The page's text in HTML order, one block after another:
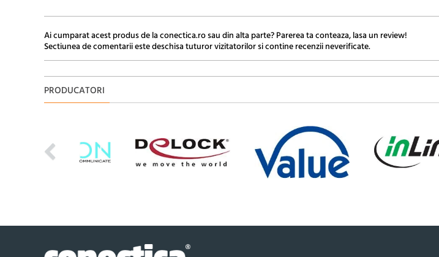
Ai cumparat acest produs de la conectica.ro sau din alta parte? Parerea ta conteaza, lasa un review!
Sectiunea de comentarii este deschisa tuturor vizitatorilor si contine recenzii neverificate.
PRODUCATORI